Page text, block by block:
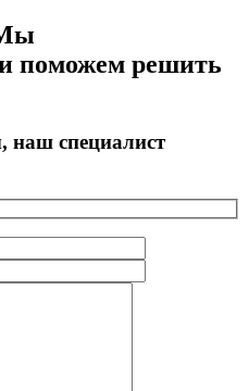
поможем решить
наш специалист